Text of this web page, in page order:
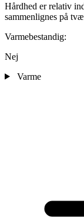
Hårdhed er relativ
sammenlignes på
Varmebestandig:
Nej
Varme